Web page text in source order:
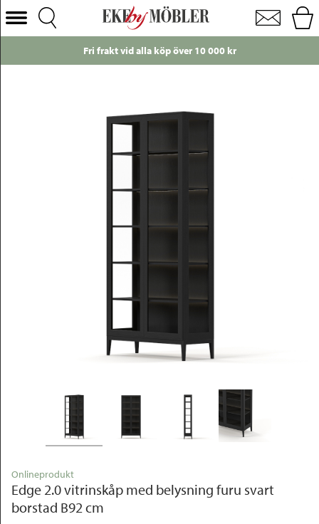
Edge 2.0 vitrinskåp med belysning furu svart borstad B92 cm
Välj Kategori
Fri frakt vid alla köp över 10 000 kr
Onlineprodukt
Edge 2.0 vitrinskåp med belysning furu svart
borstad B92 cm